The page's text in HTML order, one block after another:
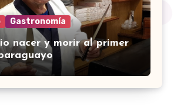
Gastronomía
nacer y morir al primer